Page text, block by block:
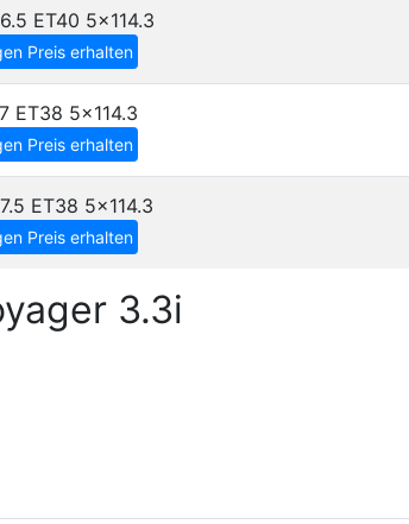
ET40 5x114.3
Preis erhalten
ET38 5x114.3
Preis erhalten
ET38 5x114.3
Preis erhalten
3.3i